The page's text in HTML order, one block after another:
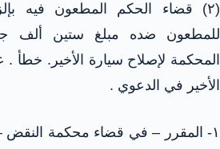
(٢) قضاء الحكم المطعون فيه
للمطعون ضده مبلغ ستين ألف
المحكمة لإصلاح سيارة الأخير. خطأ
الأخير في الدعوي .
١- المقرر – في قضاء محكمة النقض